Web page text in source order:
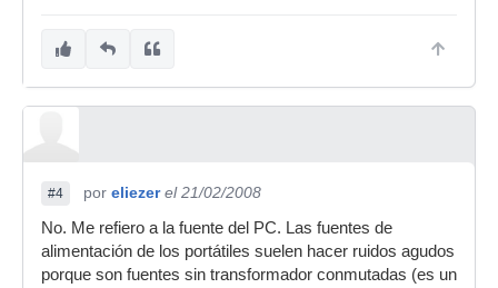
#4 por eliezer el 21/02/2008
No. Me refiero a la fuente del PC. Las fuentes de
alimentación de los portátiles suelen hacer ruidos agudos
porque son fuentes sin transformador conmutadas (es un